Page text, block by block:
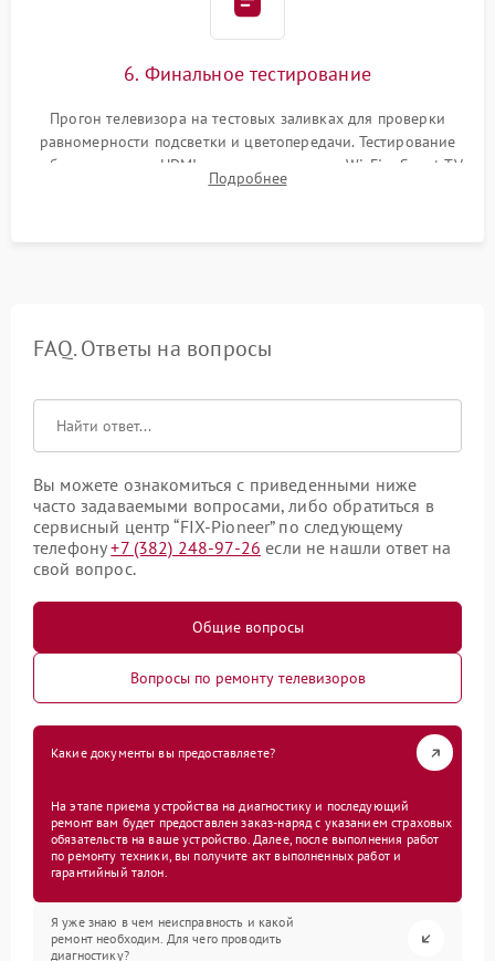
6. Финальное тестирование
Прогон телевизора на тестовых заливках для проверки
равномерности подсветки и цветопередачи. Тестирование
работы разъемов HDMI, динамиков, модуля Wi-Fi и Smart TV
в рабочем режиме в течение нескольких часов.
Подробнее
FAQ. Ответы на вопросы
Вы можете ознакомиться с приведенными ниже
часто задаваемыми вопросами, либо обратиться в
сервисный центр “FIX-Pioneer” по следующему
телефону+7 (382) 248-97-26 если не нашли ответ на
свой вопрос.
Общие вопросы
Вопросы по ремонту телевизоров
Какие документы вы предоставляете?
На этапе приема устройства на диагностику и последующий
ремонт вам будет предоставлен заказ-наряд с указанием страховых
обязательств на ваше устройство. Далее, после выполнения работ
по ремонту техники, вы получите акт выполненных работ и
гарантийный талон.
Я уже знаю в чем неисправность и какой
ремонт необходим. Для чего проводить
диагностику?